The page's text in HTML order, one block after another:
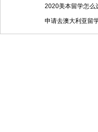
2020美本留学怎么
申请去澳大利亚留